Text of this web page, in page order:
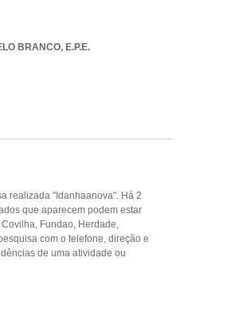
BRANCO, E.P.E.
realizada "Idanhaanova". Há 2
que aparecem podem estar
Fundao, Herdade,
com o telefone, direção e
de uma atividade ou